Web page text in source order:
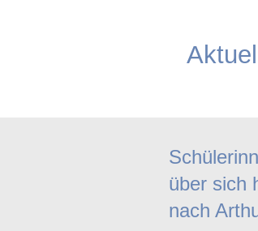
über sich
nach